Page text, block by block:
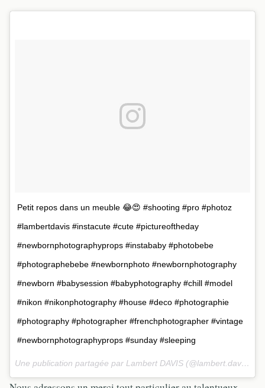
Petit repos dans un meuble 😂😍 #shooting #pro #photoz
#lambertdavis #instacute #cute #pictureoftheday
#newbornphotographyprops #instababy #photobebe
#photographebebe #newbornphoto #newbornphotography
#newborn #babysession #babyphotography #chill #model
#nikon #nikonphotography #house #deco #photographie
#photography #photographer #frenchphotographer #vintage
#newbornphotographyprops #sunday #sleeping
Une publication partagée par Lambert DAVIS (@lambert.davis) le